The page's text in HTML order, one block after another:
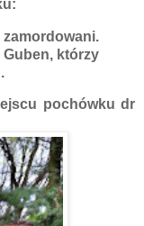
którzy
pochówku dr